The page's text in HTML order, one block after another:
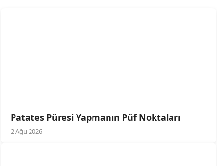
Patates Püresi Yapmanın Püf Noktaları
2 Ağu 2026